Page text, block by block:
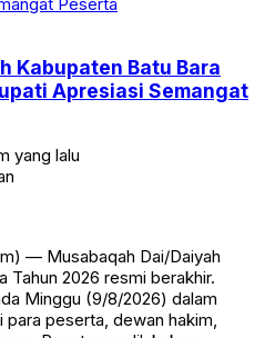
Kabupaten Batu Bara
Apresiasi Semangat
yang lalu
— Musabaqah Dai/Daiyah
Tahun 2026 resmi berakhir.
Minggu (9/8/2026) dalam
para peserta, dewan hakim,